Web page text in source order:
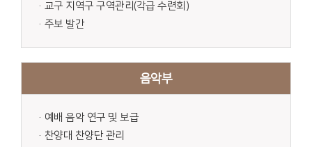
·교구 지역구 구역관리(각급 수련회)
·주보 발간
음악부
·예배 음악 연구 및 보급
·찬양대 찬양단 관리